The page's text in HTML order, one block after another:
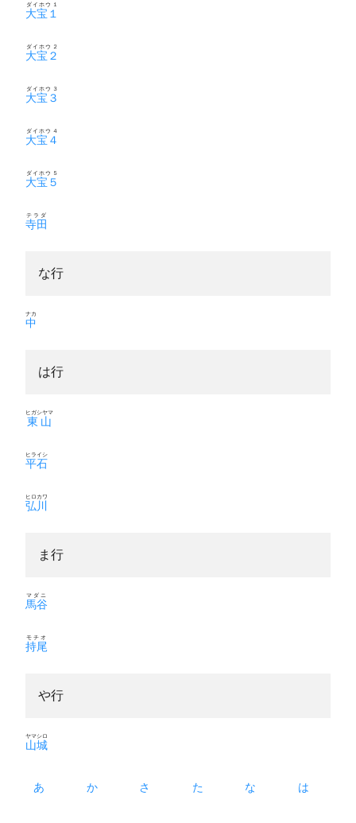
大宝１
ダイホウ１
大宝２
ダイホウ２
大宝３
ダイホウ３
大宝４
ダイホウ４
大宝５
ダイホウ５
寺田
テラダ
な行
中
ナカ
は行
東山
ヒガシヤマ
平石
ヒライシ
弘川
ヒロカワ
ま行
馬谷
マダニ
持尾
モチオ
や行
山城
ヤマシロ
あ か さ た な は